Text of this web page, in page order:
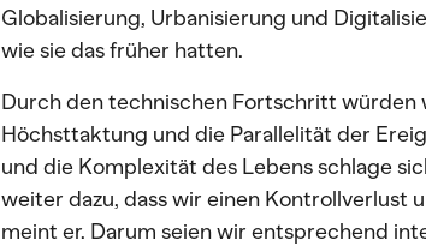
Globalisierung, Urbanisierung und
wie sie das früher hatten.
Durch den technischen Fortschritt
Höchsttaktung und die Parallelität der
und die Komplexität des Lebens schlage
weiter dazu, dass wir einen Kontrollverlust
meint er. Darum seien wir entsprechend